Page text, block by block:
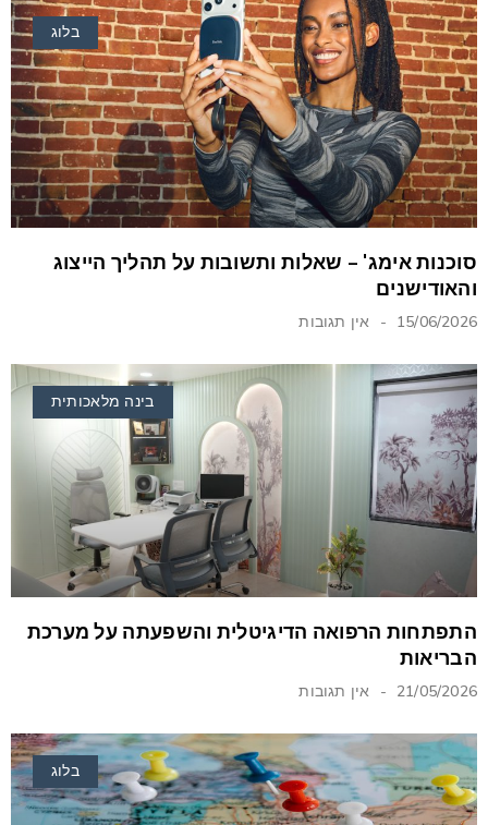
בלוג
סוכנות אימג' – שאלות ותשובות על תהליך הייצוג
והאודישנים
15/06/2026 אין תגובות
בינה מלאכותית
התפתחות הרפואה הדיגיטלית והשפעתה על מערכת
הבריאות
21/05/2026 אין תגובות
בלוג